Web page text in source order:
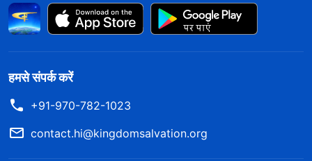
हमसे संपर्क करें
+91-970-782-1023
contact.hi@kingdomsalvation.org